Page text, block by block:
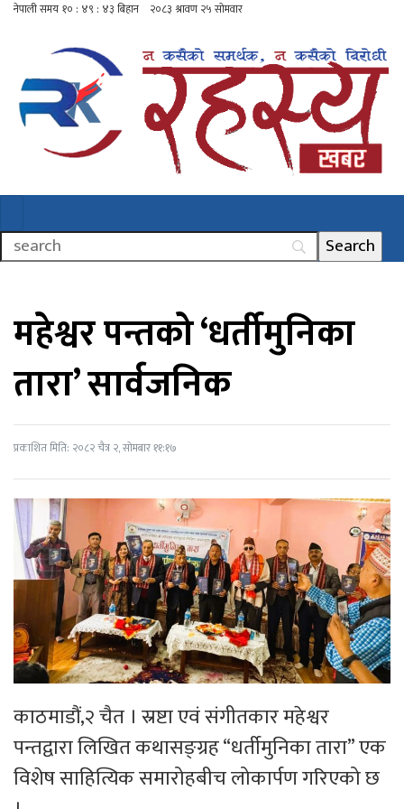
महेश्वर पन्तको ‘धर्तीमुनिका
तारा’ सार्वजनिक
प्रकाशित मिति: २०८२ चैत्र २, सोमबार ११:१७
काठमाडौं,२ चैत । स्रष्टा एवं संगीतकार महेश्वर
पन्तद्वारा लिखित कथासङ्ग्रह “धर्तीमुनिका तारा” एक
विशेष साहित्यिक समारोहबीच लोकार्पण गरिएको छ